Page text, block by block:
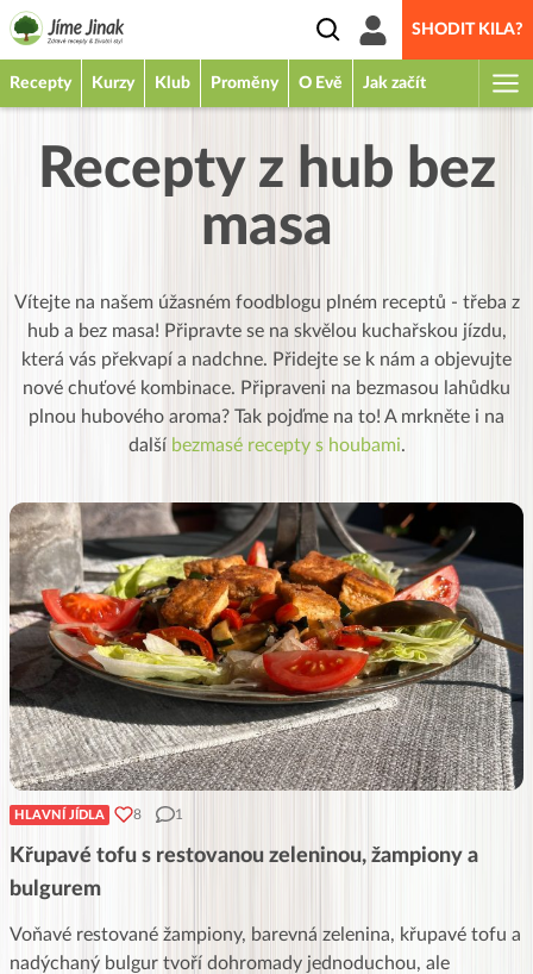
SHODIT KILA?
Recepty Kurzy Klub Proměny O Evě Jak začít
Recepty z hub bez
masa
Vítejte na našem úžasném foodblogu plném receptů - třeba z
hub a bez masa! Připravte se na skvělou kuchařskou jízdu,
která vás překvapí a nadchne. Přidejte se k nám a objevujte
nové chuťové kombinace. Připraveni na bezmasou lahůdku
plnou hubového aroma? Tak pojďme na to! A mrkněte i na
další bezmasé recepty s houbami.
HLAVNÍ JÍDLA 8 1
Křupavé tofu s restovanou zeleninou, žampiony a
bulgurem
Voňavé restované žampiony, barevná zelenina, křupavé tofu a
nadýchaný bulgur tvoří dohromady jednoduchou, ale